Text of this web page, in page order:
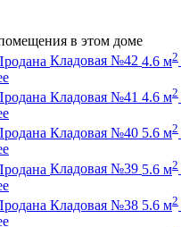
в этом доме
Кладовая №42 4.6 м2
Кладовая №41 4.6 м2
Кладовая №40 5.6 м2
Кладовая №39 5.6 м2
Кладовая №38 5.6 м2